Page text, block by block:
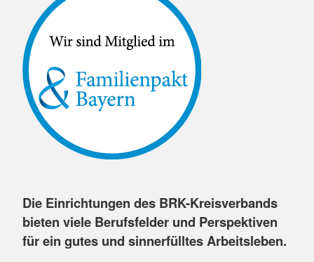
Die Einrichtungen des BRK-Kreisverbands
bieten viele Berufsfelder und Perspektiven
für ein gutes und sinnerfülltes Arbeitsleben.